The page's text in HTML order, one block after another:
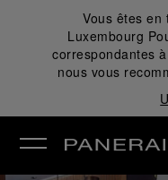
Vous êtes en
Luxembourg
correspondantes
nous vous